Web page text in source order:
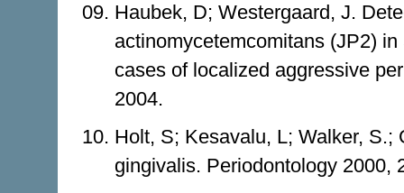
Haubek, D; Westergaard, J.
actinomycetemcomitans (JP2)
cases of localized aggressive
2004.
Holt, S; Kesavalu, L; Walker,
gingivalis. Periodontology 2000,